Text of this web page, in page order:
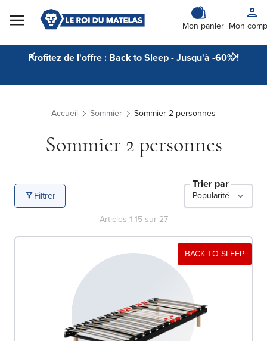
Skip to Content
Mon panier Mon
Profitez de l'offre : Back to Sleep - Jusqu'à -60% !
Accueil Sommier Sommier 2 personnes
Sommier 2 personnes
Filtrer
Trier par
Articles 1-15sur 27
BACK TO SLEEP